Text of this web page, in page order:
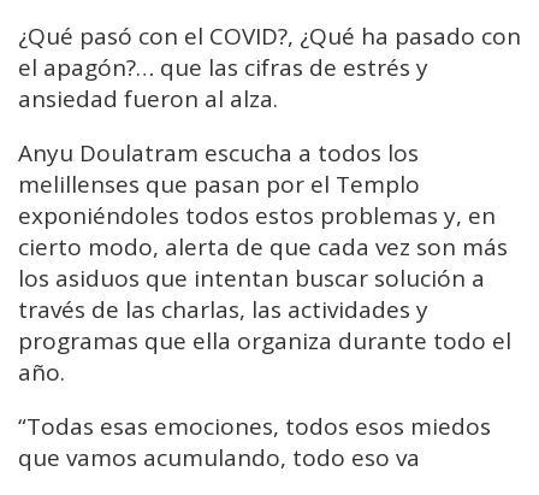
¿Qué pasó con el COVID?, ¿Qué ha pasado con
el apagón?… que las cifras de estrés y
ansiedad fueron al alza.
Anyu Doulatram escucha a todos los
melillenses que pasan por el Templo
exponiéndoles todos estos problemas y, en
cierto modo, alerta de que cada vez son más
los asiduos que intentan buscar solución a
través de las charlas, las actividades y
programas que ella organiza durante todo el
año.
“Todas esas emociones, todos esos miedos
que vamos acumulando, todo eso va